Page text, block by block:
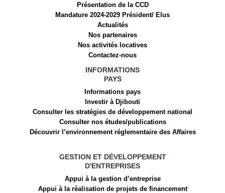
Présentation de la CCD
Mandature 2024-2029 Président/ Elus
Actualités
Nos partenaires
Nos activités locatives
Contactez-nous
INFORMATIONS
PAYS
Informations pays
Investir à Djibouti
Consulter les stratégies de développement national
Consulter nos études/publications
Découvrir l’environnement réglementaire des Affaires
GESTION ET DÉVELOPPEMENT
D'ENTREPRISES
Appui à la gestion d’entreprise
Appui à la réalisation de projets de financement​